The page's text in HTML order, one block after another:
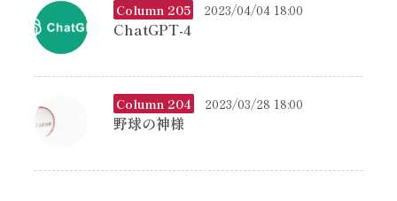
Column 205 2023/04/04 18:00
ChatGPT-4
Column 204 2023/03/28 18:00
野球の神様